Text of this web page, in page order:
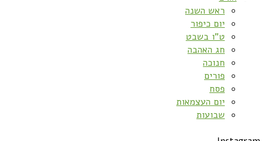
ראש השנה
יום כיפור
ט”ו בשבט
חג האהבה
חנוכה
פורים
פסח
יום העצמאות
שבועות